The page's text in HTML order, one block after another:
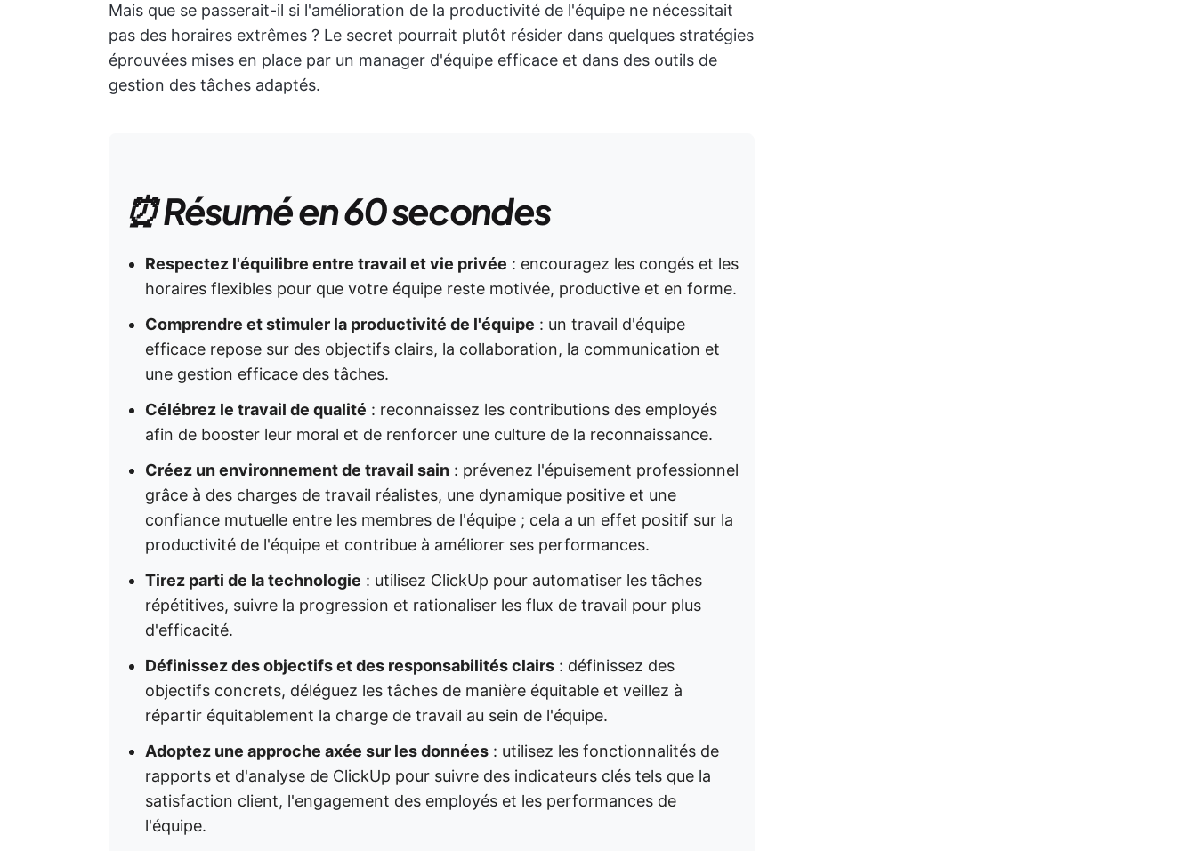
Mais que se passerait-il si l'amélioration de la productivité de l'équipe ne nécessitait
pas des horaires extrêmes ? Le secret pourrait plutôt résider dans quelques stratégies
éprouvées mises en place par un manager d'équipe efficace et dans des outils de
gestion des tâches adaptés.
⏰ Résumé en 60 secondes
Respectez l'équilibre entre travail et vie privée : encouragez les congés et les
horaires flexibles pour que votre équipe reste motivée, productive et en forme.
Comprendre et stimuler la productivité de l'équipe : un travail d'équipe
efficace repose sur des objectifs clairs, la collaboration, la communication et
une gestion efficace des tâches.
Célébrez le travail de qualité : reconnaissez les contributions des employés
afin de booster leur moral et de renforcer une culture de la reconnaissance.
Créez un environnement de travail sain : prévenez l'épuisement professionnel
grâce à des charges de travail réalistes, une dynamique positive et une
confiance mutuelle entre les membres de l'équipe ; cela a un effet positif sur la
productivité de l'équipe et contribue à améliorer ses performances.
Tirez parti de la technologie : utilisez ClickUp pour automatiser les tâches
répétitives, suivre la progression et rationaliser les flux de travail pour plus
d'efficacité.
Définissez des objectifs et des responsabilités clairs : définissez des
objectifs concrets, déléguez les tâches de manière équitable et veillez à
répartir équitablement la charge de travail au sein de l'équipe.
Adoptez une approche axée sur les données : utilisez les fonctionnalités de
rapports et d'analyse de ClickUp pour suivre des indicateurs clés tels que la
satisfaction client, l'engagement des employés et les performances de
l'équipe.